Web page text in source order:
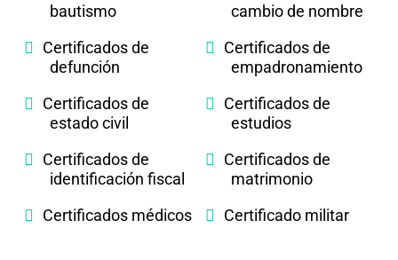
bautismo
cambio de nombre
Certificados de
defunción
Certificados de
empadronamiento
Certificados de
estado civil
Certificados de
estudios
Certificados de
identificación fiscal
Certificados de
matrimonio
Certificados médicos
Certificado militar